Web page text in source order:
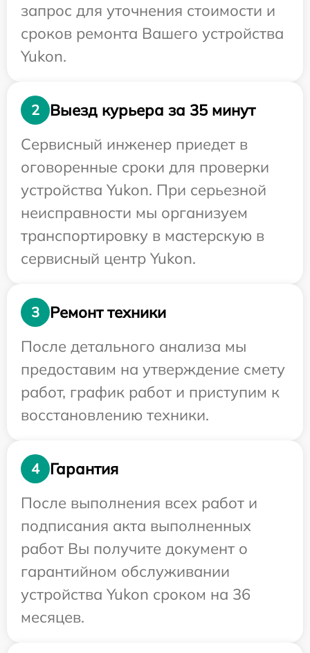
запрос для уточнения стоимости и
сроков ремонта Вашего устройства
Yukon.
2
Выезд курьера за 35 минут
Сервисный инженер приедет в
оговоренные сроки для проверки
устройства Yukon. При серьезной
неисправности мы организуем
транспортировку в мастерскую в
сервисный центр Yukon.
3
Ремонт техники
После детального анализа мы
предоставим на утверждение смету
работ, график работ и приступим к
восстановлению техники.
4
Гарантия
После выполнения всех работ и
подписания акта выполненных
работ Вы получите документ о
гарантийном обслуживании
устройства Yukon сроком на 36
месяцев.